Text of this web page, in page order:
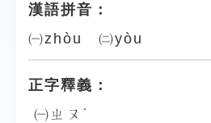
漢語拼音：
㈠zhòu ㈡yòu
正字釋義：
㈠ㄓㄡˋ